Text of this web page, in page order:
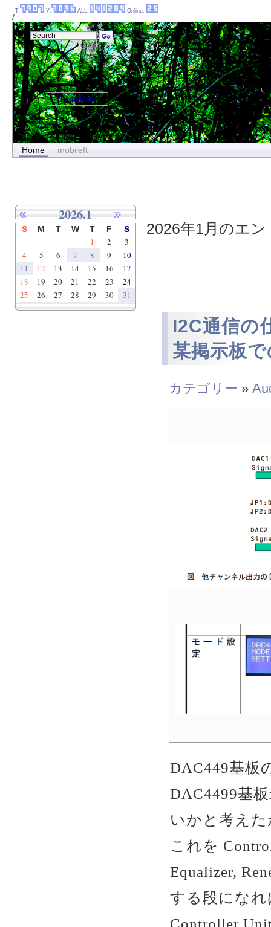
/
Home mobileIt
2026年1月のエ
I2C通信の
某掲示板
カテゴリー »
DAC449基板
DAC4499基
いかと考えた
これを
Equalizer,
する段になれ
2026.1
S M T W T F S
1 2
3
4
5 6 7 8 9
10
11
12 13 14 15 16
17
18
19 20 21 22 23
24
25
26 27 28 29 30 31
T: Y: ALL: Online:
ThemePanel